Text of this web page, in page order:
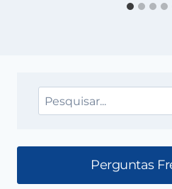
Pesquisar
Perguntas